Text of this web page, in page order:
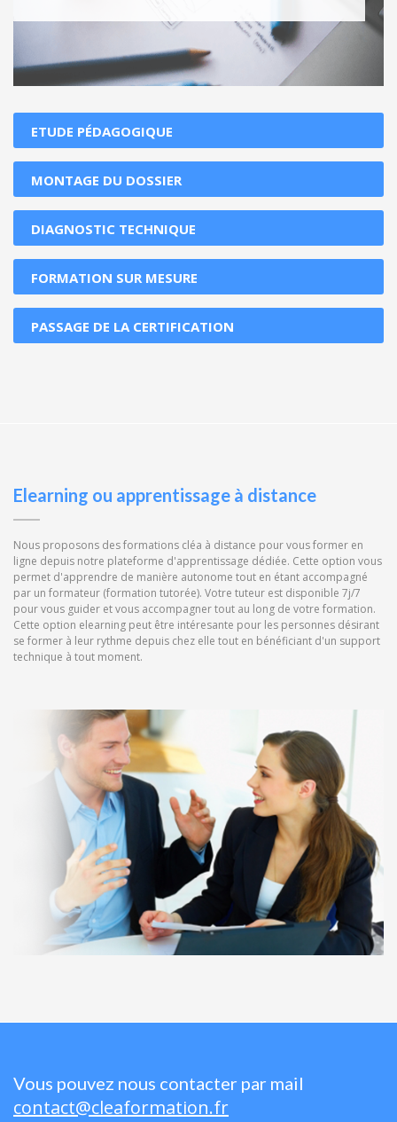
ETUDE PÉDAGOGIQUE
MONTAGE DU DOSSIER
DIAGNOSTIC TECHNIQUE
FORMATION SUR MESURE
PASSAGE DE LA CERTIFICATION
Elearning ou apprentissage à distance
Nous proposons des formations cléa à distance pour vous former en
ligne depuis notre plateforme d'apprentissage dédiée. Cette option vous
permet d'apprendre de manière autonome tout en étant accompagné
par un formateur (formation tutorée). Votre tuteur est disponible 7j/7
pour vous guider et vous accompagner tout au long de votre formation.
Cette option elearning peut être intéresante pour les personnes désirant
se former à leur rythme depuis chez elle tout en bénéficiant d'un support
technique à tout moment.
Vous pouvez nous contacter par mail
contact@cleaformation.fr